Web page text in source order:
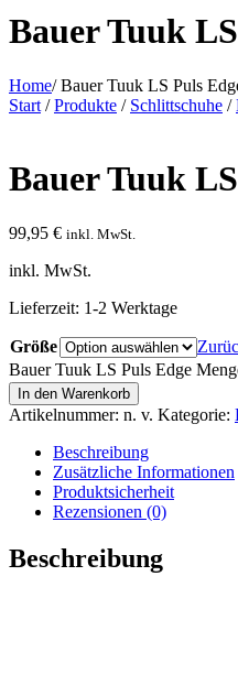
Bauer Tuuk
Home/Bauer Tuuk LS Puls
Start /Produkte / Schlittschuhe /
Bauer Tuuk
99,95 € inkl. MwSt.
inkl. MwSt.
Lieferzeit: 1-2 Werktage
Größe
Bauer Tuuk LS Puls Edge
In den Warenkorb
Artikelnummer: n. v. Kategorie:
Beschreibung
Zusätzliche Informationen
Produktsicherheit
Rezensionen (0)
Beschreibung